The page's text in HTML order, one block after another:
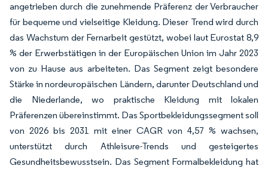
angetrieben durch die zunehmende Präferenz der Verbraucher
für bequeme und vielseitige Kleidung. Dieser Trend wird durch
das Wachstum der Fernarbeit gestützt, wobei laut Eurostat 8,9
% der Erwerbstätigen in der Europäischen Union im Jahr 2023
von zu Hause aus arbeiteten. Das Segment zeigt besondere
Stärke in nordeuropäischen Ländern, darunter Deutschland und
die Niederlande, wo praktische Kleidung mit lokalen
Präferenzen übereinstimmt. Das Sportbekleidungssegment soll
von 2026 bis 2031 mit einer CAGR von 4,57 % wachsen,
unterstützt durch Athleisure-Trends und gesteigertes
Gesundheitsbewusstsein. Das Segment Formalbekleidung hat